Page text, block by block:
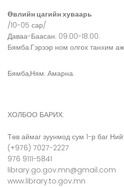
Өвлийн цагийн хуваарь
/10-05 сар/
Даваа-Баасан: 09:00-18:00.
Бямба:Гэрээр ном олгох танхим
Бямба,Ням: Амарна.
ХОЛБОО БАРИХ:
Төв аймаг зуунмод сум 1-р баг
(+976) 7027-2227
976 9111-5841
library.go.gov.mn@gmail.com
www.library.to.gov.mn